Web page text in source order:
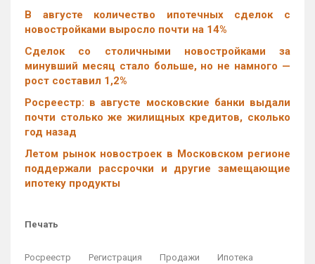
В августе количество ипотечных сделок с
новостройками выросло почти на 14%
Cделок со столичными новостройками за
минувший месяц стало больше, но не намного —
рост составил 1,2%
Росреестр: в августе московские банки выдали
почти столько же жилищных кредитов, сколько
год назад
Летом рынок новостроек в Московском регионе
поддержали рассрочки и другие замещающие
ипотеку продукты
Печать
Росреестр Регистрация Продажи
Ипотека